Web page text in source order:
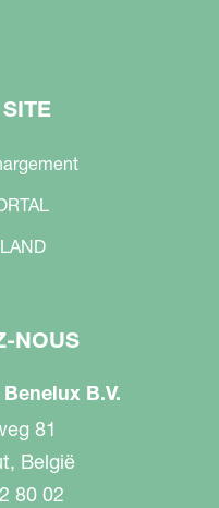
NOUS
B.V.
81
België
80 02